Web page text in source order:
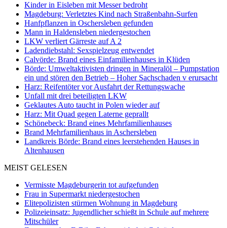
Kinder in Eisleben mit Messer bedroht
Magdeburg: Verletztes Kind nach Straßenbahn-Surfen
Hanfpflanzen in Oschersleben gefunden
Mann in Haldensleben niedergestochen
LKW verliert Gärreste auf A 2
Ladendiebstahl: Sexspielzeug entwendet
Calvörde: Brand eines Einfamilienhauses in Klüden
Börde: Umweltaktivisten dringen in Mineralöl – Pumpstation
ein und stören den Betrieb – Hoher Sachschaden v erursacht
Harz: Reifentöter vor Ausfahrt der Rettungswache
Unfall mit drei beteiligten LKW
Geklautes Auto taucht in Polen wieder auf
Harz: Mit Quad gegen Laterne geprallt
Schönebeck: Brand eines Mehrfamilienhauses
Brand Mehrfamilienhaus in Aschersleben
Landkreis Börde: Brand eines leerstehenden Hauses in
Altenhausen
MEIST GELESEN
Vermisste Magdeburgerin tot aufgefunden
Frau in Supermarkt niedergestochen
Elitepolizisten stürmen Wohnung in Magdeburg
Polizeieinsatz: Jugendlicher schießt in Schule auf mehrere
Mitschüler